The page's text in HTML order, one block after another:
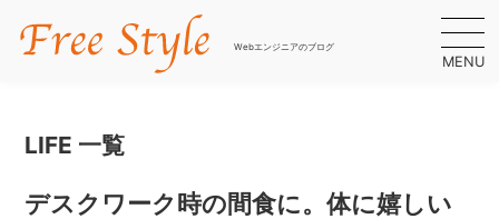
Webエンジニアのブログ
MENU
LIFE 一覧
デスクワーク時の間食に。体に嬉しい